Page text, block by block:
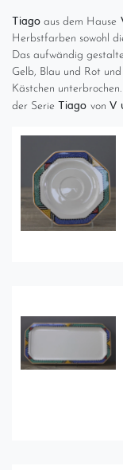
Tiago aus dem Hause
Herbstfarben sowohl
Das aufwändig
Gelb, Blau und Rot
Kästchen
der Serie Tiago von V